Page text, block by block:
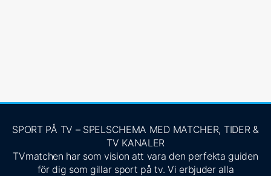
SPORT PÅ TV – SPELSCHEMA MED MATCHER, TIDER &
TV KANALER
TVmatchen har som vision att vara den perfekta guiden
för dig som gillar sport på tv. Vi erbjuder alla